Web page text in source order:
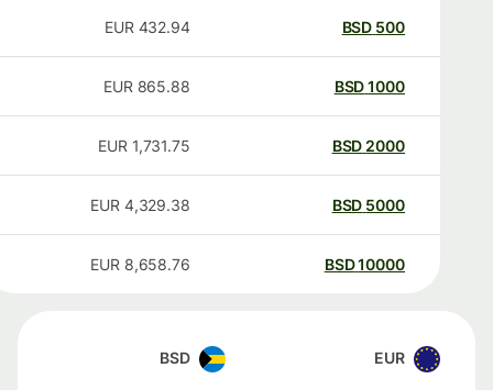
500
BSD
432.94
EUR
1000
BSD
865.88
EUR
2000
BSD
1,731.75
EUR
5000
BSD
4,329.38
EUR
10000
BSD
8,658.76
EUR
EUR
BSD